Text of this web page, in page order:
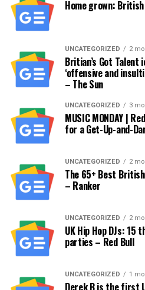
Home grown:
UNCATEGORIZED 2
Britian’s Got Talent
‘offensive and
– The Sun
UNCATEGORIZED 3
MUSIC MONDAY |
for a Get-Up-and-
UNCATEGORIZED 2
The 65+ Best
– Ranker
UNCATEGORIZED 2
UK Hip Hop DJs:
parties – Red Bull
UNCATEGORIZED 1
Derek B is the first